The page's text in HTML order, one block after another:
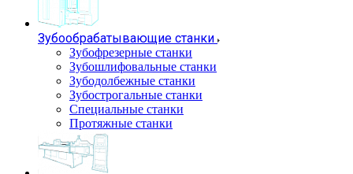
Зубообрабатывающие станки
Зубофрезерные станки
Зубошлифовальные станки
Зубодолбежные станки
Зубострогальные станки
Специальные станки
Протяжные станки